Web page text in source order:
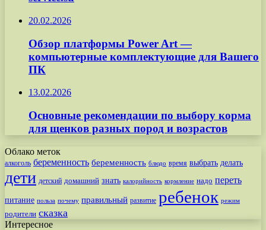
20.02.2026
Обзор платформы Power Art —
компьютерные комплектующие для Вашего
ПК
13.02.2026
Основные рекомендации по выбору корма
для щенков разных пород и возрастов
Облако меток
алкоголь беременность беременность блюдо время выбрать делать
дети детский домашний знать калорийность кормление надо переть
питание польза почему правильный развитие ребенок режим
родители сказка
Интересное